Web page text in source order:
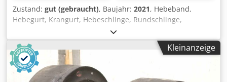
Zustand: gut (gebraucht), Baujahr: 2021, Hebeband,
Hebegurt, Krangurt, Hebeschlinge, Rundschlinge,
Doppelwebschlauch -Hersteller: Solid, Rundschlinge
Doppelwebschlauch | EN 1492/1-2 -Typ/Tragkraft: WLL
10.000 kg -Länge: 4,0 m -Anzahl: 4x Rundschlinge
verfügbar -Preis: pro Stück Dcodpfx Aszrl Nrshzjk -
Transportabmessung: Ø 540 x 100 mm -Gewicht: 7,3 kg/St.
Kleinanzeige